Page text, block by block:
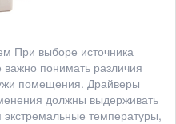
При выборе источника
важно понимать различия
помещения. Драйверы
должны выдерживать
температуры,